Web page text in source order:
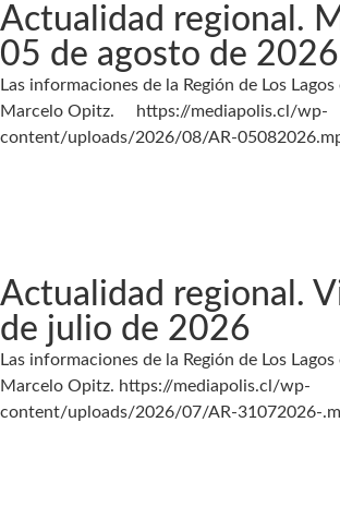
Actualidad regional.
05 de agosto de 2026
Las informaciones de la Región de Los
Marcelo Opitz. https://mediapolis.cl/wp-
content/uploads/2026/08/AR-
Actualidad regional.
de julio de 2026
Las informaciones de la Región de Los
Marcelo Opitz. https://mediapolis.cl/wp-
content/uploads/2026/07/AR-31072026-